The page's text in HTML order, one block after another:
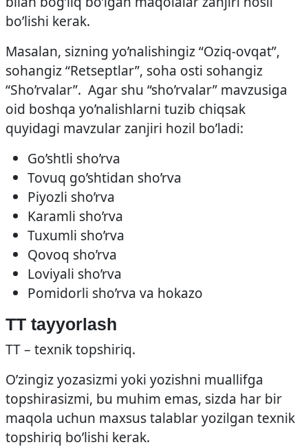
bo’lishi kerak.
Masalan, sizning yo’nalishingiz “Oziq-ovqat”,
sohangiz “Retseptlar”, soha osti sohangiz
“Sho’rvalar”. Agar shu “sho’rvalar” mavzusiga
oid boshqa yo’nalishlarni tuzib chiqsak
quyidagi mavzular zanjiri hozil bo’ladi:
Go’shtli sho’rva
Tovuq go’shtidan sho’rva
Piyozli sho’rva
Karamli sho’rva
Tuxumli sho’rva
Qovoq sho’rva
Loviyali sho’rva
Pomidorli sho’rva va hokazo
TT tayyorlash
TT – texnik topshiriq.
O’zingiz yozasizmi yoki yozishni muallifga
topshirasizmi, bu muhim emas, sizda har bir
maqola uchun maxsus talablar yozilgan texnik
topshiriq bo’lishi kerak.